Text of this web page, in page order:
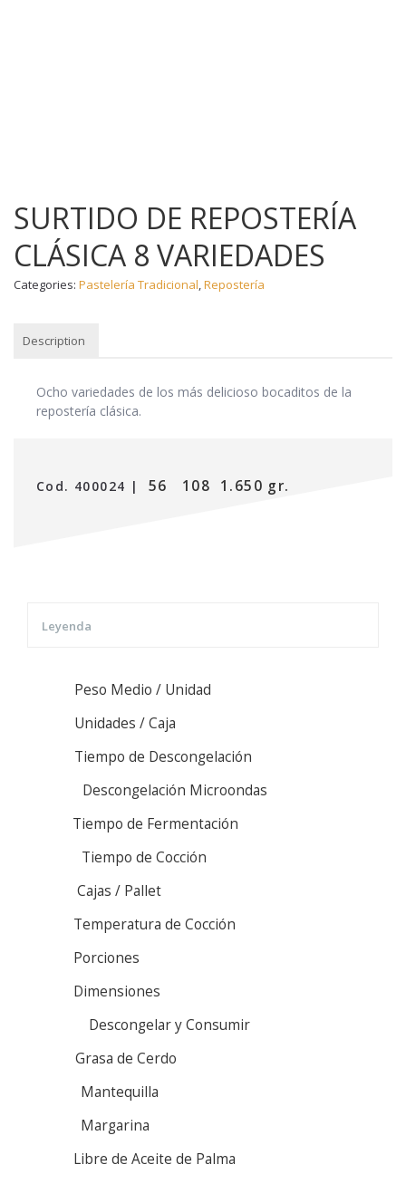
SURTIDO DE REPOSTERÍA
CLÁSICA 8 VARIEDADES
Categories: Pastelería Tradicional,Repostería
Description
DESCRIPTION
Ocho variedades de los más delicioso bocaditos de la
repostería clásica.
Cod. 400024 | 56 108 1.650 gr.
Leyenda
Peso Medio / Unidad
Unidades / Caja
Tiempo de Descongelación
Descongelación Microondas
Tiempo de Fermentación
Tiempo de Cocción
Cajas / Pallet
Temperatura de Cocción
Porciones
Dimensiones
Descongelar y Consumir
Grasa de Cerdo
Mantequilla
Margarina
Libre de Aceite de Palma